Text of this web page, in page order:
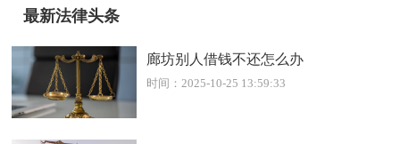
最新法律头条
廊坊别人借钱不还怎么办
时间：2025-10-25 13:59:33